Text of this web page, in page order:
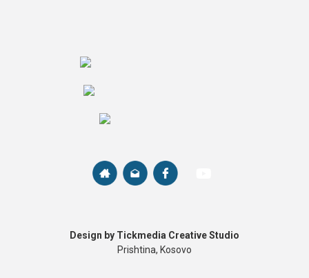
Design by Tickmedia Creative Studio
Prishtina, Kosovo